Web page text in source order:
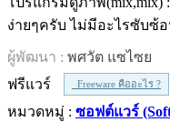
ง่ายๆครับ ไม่มีอะไรซับซ้
ผู้พัฒนา : พศวัต แซไซย
ฟรีแวร์
Freeware คืออะไร ?
หมวดหมู่ : ซอฟต์แวร์